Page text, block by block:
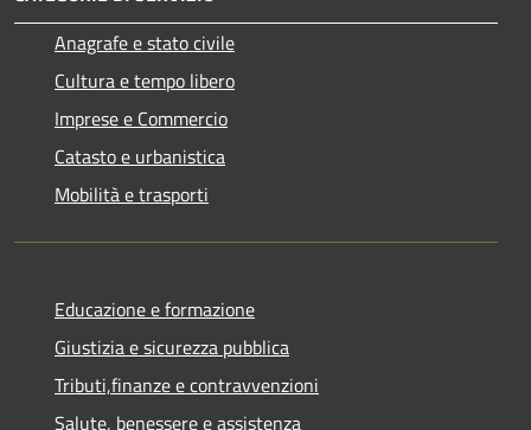
Anagrafe e stato civile
Cultura e tempo libero
Imprese e Commercio
Catasto e urbanistica
Mobilità e trasporti
Educazione e formazione
Giustizia e sicurezza pubblica
Tributi,finanze e contravvenzioni
Salute, benessere e assistenza